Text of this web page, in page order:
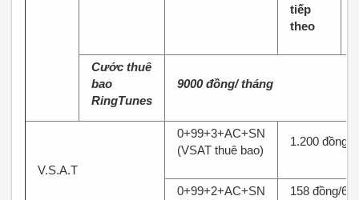
tiếp
theo
Cước thuê
bao
RingTunes
9000 đồng/ tháng
V.S.A.T
0+99+3+AC+SN
(VSAT thuê bao)
1.200 đồng /
0+99+2+AC+SN
158 đồng/6